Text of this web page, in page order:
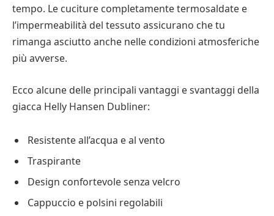
tempo. Le cuciture completamente termosaldate e
l’impermeabilità del tessuto assicurano che tu
rimanga asciutto anche nelle condizioni atmosferiche
più avverse.
Ecco alcune delle principali vantaggi e svantaggi della
giacca Helly Hansen Dubliner:
Resistente all’acqua e al vento
Traspirante
Design confortevole senza velcro
Cappuccio e polsini regolabili